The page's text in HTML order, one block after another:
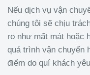
Nếu dịch vụ vận
chúng tôi sẽ chịu
ro như mất mát hoặc
quá trình vận chuyển
điểm do quí khách